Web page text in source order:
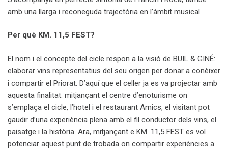
amb una llarga i reconeguda trajectòria en l’àmbit musical.
Per què KM. 11,5 FEST?
El nom i el concepte del cicle respon a la visió de BUIL & GINÉ:
elaborar vins representatius del seu origen per donar a conèixer
i compartir el Priorat. D’aquí que el celler ja es va projectar amb
aquesta finalitat: mitjançant el centre d’enoturisme on
s’emplaça el cicle, l’hotel i el restaurant Amics, el visitant pot
gaudir d’una experiència plena amb el fil conductor dels vins, el
paisatge i la història. Ara, mitjançant e KM. 11,5 FEST es vol
potenciar aquest punt de trobada on compartir experiències a